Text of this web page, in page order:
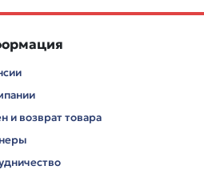
и возврат товара